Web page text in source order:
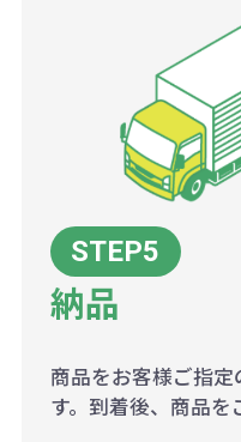
納品
商品をお客様ご指
す。到着後、商品を